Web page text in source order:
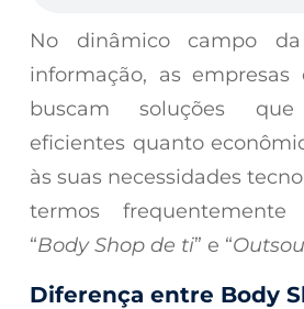
No dinâmico campo
informação, as empresas
buscam soluções
eficientes quanto
às suas necessidades
termos
“Body Shop de ti” e “
Diferença entre Body